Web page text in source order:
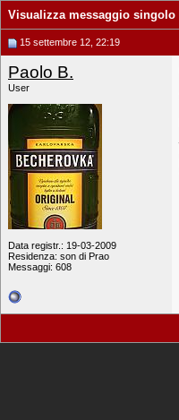
Visualizza messaggio singolo
15 settembre 12, 22:19
Paolo B.
User
Data registr.: 19-03-2009
Residenza: son di Prao
Messaggi: 608